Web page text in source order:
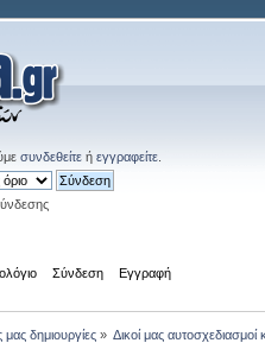
συνδεθείτε ή εγγραφείτε
Σύνδεση Εγγραφή
μας δημιουργίες» Δικοί μας αυτοσχεδιασμοί